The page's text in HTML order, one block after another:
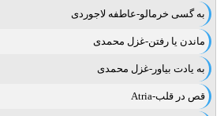
به گسی خرمالو-عاطفه لاجوردی
ماندن یا رفتن-غزل محمدی
به یادت بیاور-غزل محمدی
قص در قلب-Atria